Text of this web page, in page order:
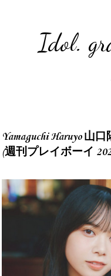
Idol.
Yamaguchi Haruyo 山
(週刊プレイボーイ